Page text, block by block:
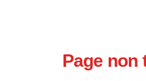
Page non